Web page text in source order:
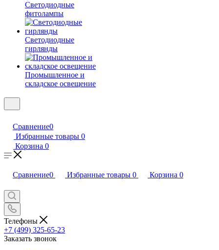
Светодиодные
фитолампы
Светодиодные
гирлянды
Промышленное и
складское освещение
Сравнение0
Избранные товары 0
Корзина 0
Сравнение0 Избранные товары 0 Корзина 0
Телефоны
+7 (499) 325-65-23
Заказать звонок